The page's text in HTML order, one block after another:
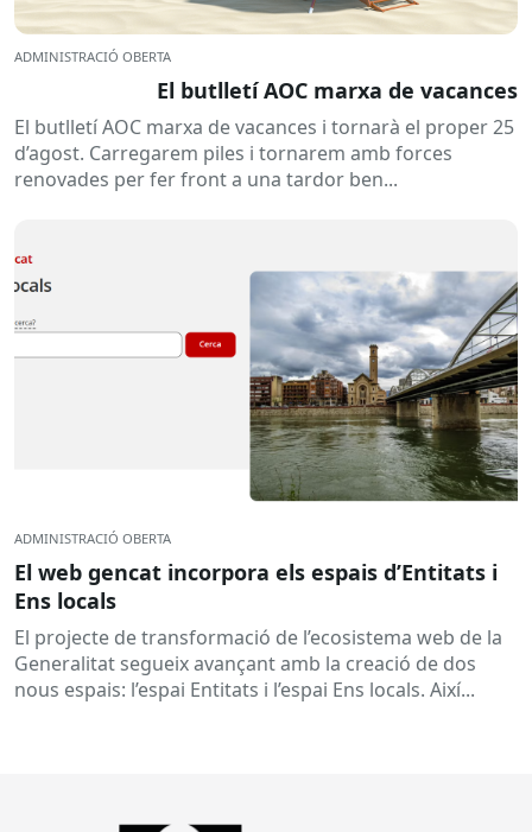
ADMINISTRACIÓ OBERTA
El butlletí AOC marxa de vacances
El butlletí AOC marxa de vacances i tornarà el proper 25
d’agost. Carregarem piles i tornarem amb forces
renovades per fer front a una tardor ben...
ADMINISTRACIÓ OBERTA
El web gencat incorpora els espais d’Entitats i
Ens locals
El projecte de transformació de l’ecosistema web de la
Generalitat segueix avançant amb la creació de dos
nous espais: l’espai Entitats i l’espai Ens locals. Així...